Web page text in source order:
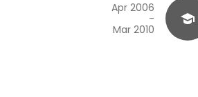
Apr 2006
-
Mar 2010